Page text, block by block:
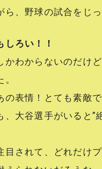
ら、野球の試合をじ
しろい！！
かわからないのだけ
の表情！とても素敵で
、大谷選手がいると”
目されて、どれだけ